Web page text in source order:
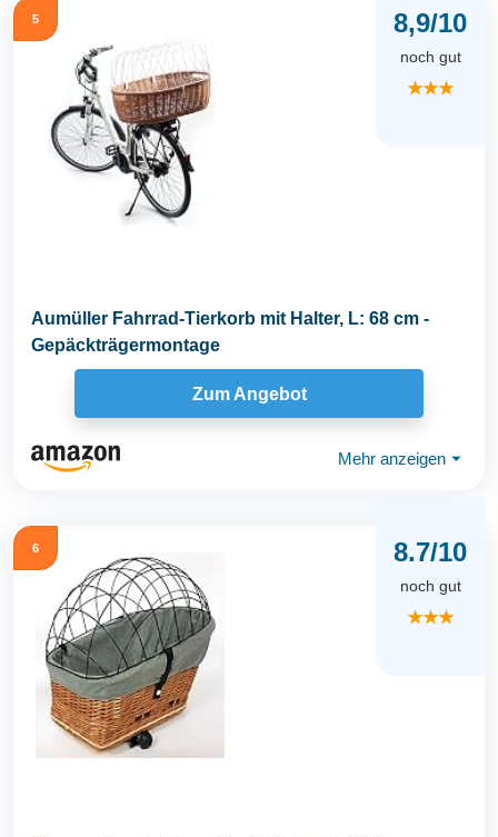
5 8,9/10
noch gut
★★★
Aumüller Fahrrad-Tierkorb mit Halter, L: 68 cm -
Gepäckträgermontage
Zum Angebot
Mehr anzeigen ⏷
6 8.7/10
noch gut
★★★